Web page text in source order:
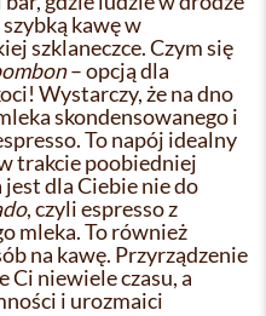
kawę w
szklaneczce. Czym się
– opcją dla
Wystarczy, że na dno
skondensowanego i
To napój idealny
trakcie poobiedniej
jest dla Ciebie nie do
, czyli espresso z
mleka. To również
na kawę. Przyrządzenie
Ci niewiele czasu, a
i urozmaici